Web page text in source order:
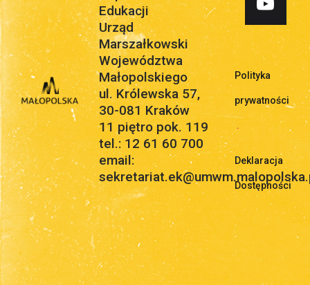
Edukacji
Urząd
Marszałkowski
Województwa
Małopolskiego
ul. Królewska 57,
30-081 Kraków
11 piętro pok. 119
tel.: 12 61 60 700
email:
Polityka
prywatności
.
Deklaracja
Dostępności